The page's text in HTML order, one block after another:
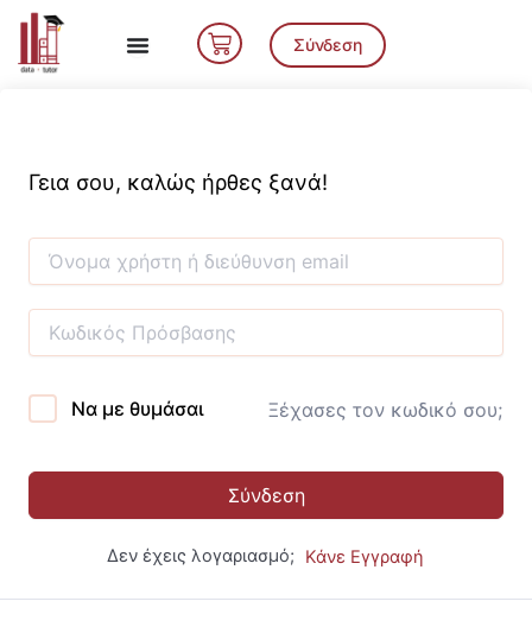
Μετάβαση
περιεχόμενο
Cart Σύνδεση
Γεια σου, καλώς ήρθες ξανά!
Να με θυμάσαι Ξέχασες τον κωδικό σου;
Σύνδεση
Δεν έχεις λογαριασμό; Κάνε Εγγραφή